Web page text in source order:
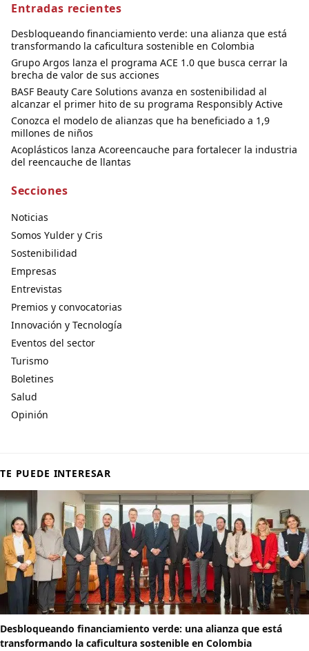
Entradas recientes
Desbloqueando financiamiento verde: una alianza que está
transformando la caficultura sostenible en Colombia
Grupo Argos lanza el programa ACE 1.0 que busca cerrar la
brecha de valor de sus acciones
BASF Beauty Care Solutions avanza en sostenibilidad al
alcanzar el primer hito de su programa Responsibly Active
Conozca el modelo de alianzas que ha beneficiado a 1,9
millones de niños
Acoplásticos lanza Acoreencauche para fortalecer la industria
del reencauche de llantas
Secciones
Noticias
Somos Yulder y Cris
Sostenibilidad
Empresas
Entrevistas
Premios y convocatorias
Innovación y Tecnología
Eventos del sector
Turismo
Boletines
Salud
Opinión
TE PUEDE INTERESAR
Desbloqueando financiamiento verde: una alianza que está
transformando la caficultura sostenible en Colombia